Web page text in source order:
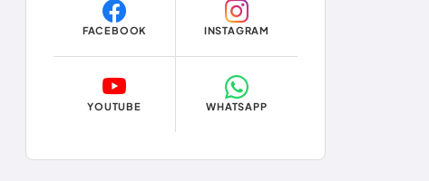
Economia
Educação
Eleições 2024
FACEBOOK INSTAGRAM
YOUTUBE WHATSAPP